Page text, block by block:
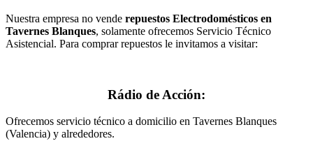
Nuestra empresa no vende repuestos Electrodomésticos en
Tavernes Blanques, solamente ofrecemos Servicio Técnico
Asistencial. Para comprar repuestos le invitamos a visitar:
Rádio de Acción:
Ofrecemos servicio técnico a domicilio en Tavernes Blanques
(Valencia) y alrededores.